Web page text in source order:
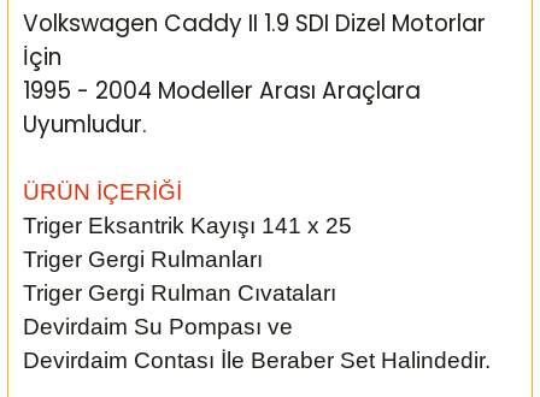
Volkswagen Caddy II 1.9 SDI Dizel Motorlar
İçin
1995 - 2004 Modeller Arası Araçlara
Uyumludur.
ÜRÜN İÇERİĞİ
Triger Eksantrik Kayışı 141 x 25
Triger Gergi Rulmanları
Triger Gergi Rulman Cıvataları
Devirdaim Su Pompası ve
Devirdaim Contası İle Beraber Set Halindedir.